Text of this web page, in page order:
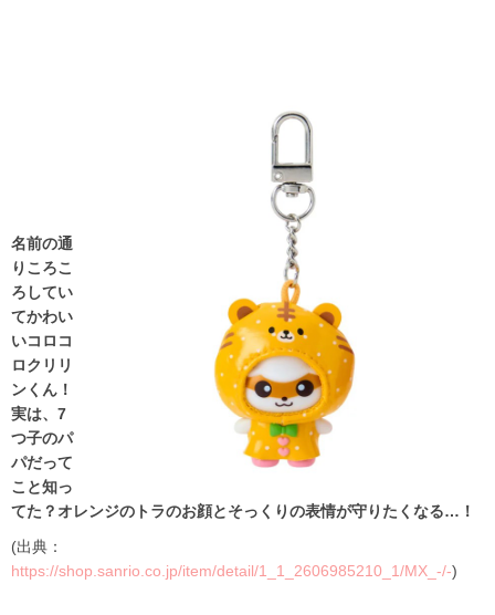
名前の通
りころこ
ろしてい
てかわい
いコロコ
ロクリリ
ンくん！
実は、7
つ子のパ
パだって
こと知っ
てた？オレンジのトラのお顔とそっくりの表情が守りたくなる…！
(出典：
https://shop.sanrio.co.jp/item/detail/1_1_2606985210_1/MX_-/-)